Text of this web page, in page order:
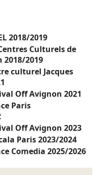
2018/2019
Culturels de
2018/2019
culturel Jacques
Off Avignon 2021
Paris
Off Avignon 2023
Paris2023/2024
Comedia 2025/2026